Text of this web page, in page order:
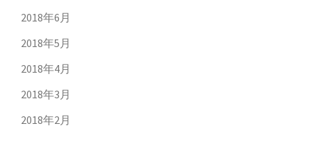
2018年6月
2018年5月
2018年4月
2018年3月
2018年2月